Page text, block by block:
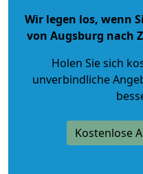
Wir legen los, wenn
von Augsburg nach
Holen Sie sich
unverbindliche
Kostenlose